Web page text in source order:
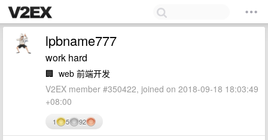
lpbname777
work hard
🏢 web 前端开发
V2EX member #350422, joined on 2018-09-18 18:03:49
+08:00
1 5 92